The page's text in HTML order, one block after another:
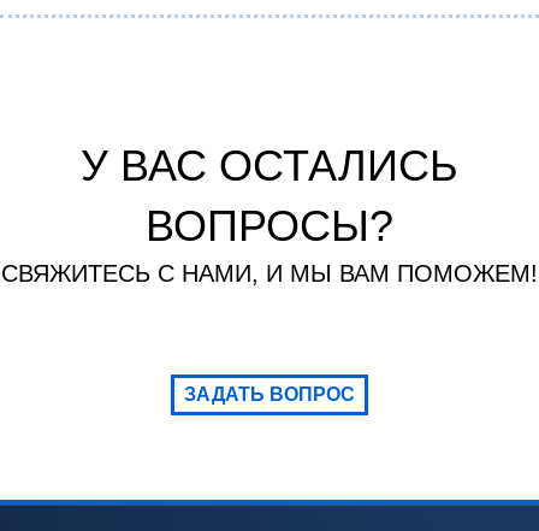
У ВАС ОСТАЛИСЬ
ВОПРОСЫ?
СВЯЖИТЕСЬ С НАМИ, И МЫ ВАМ ПОМОЖЕМ!
ЗАДАТЬ ВОПРОС